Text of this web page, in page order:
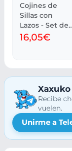
Cojines de
Sillas con
Lazos - Set de
4, 40x40 cm
16,05€
Recibe
vuelen.
Unirme a